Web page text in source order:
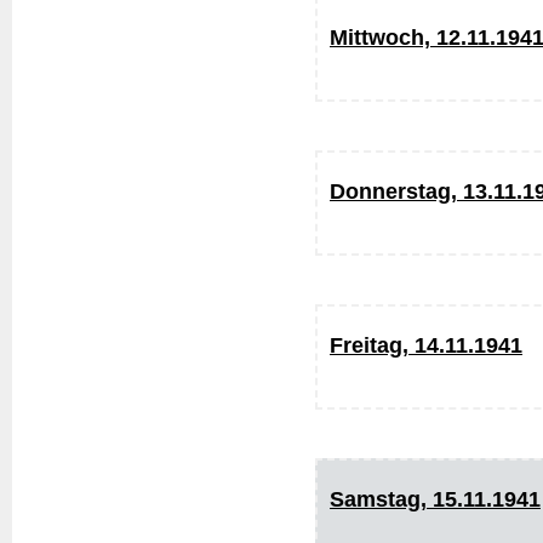
Mittwoch, 12.11.1941
Donnerstag,
Freitag, 14.11.1941
Samstag, 15.11.1941